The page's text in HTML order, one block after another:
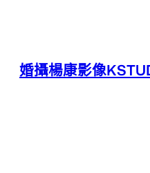
婚攝楊康影像